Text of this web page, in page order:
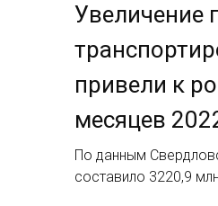
Увеличение
привели к
месяцев
По данным
составило 3220,9